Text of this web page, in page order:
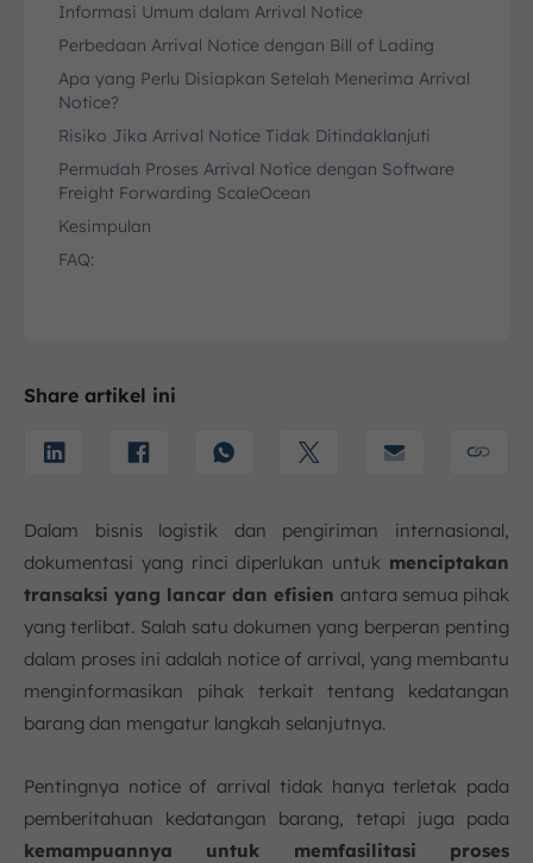
Informasi Umum dalam Arrival Notice
Perbedaan Arrival Notice dengan Bill of Lading
Apa yang Perlu Disiapkan Setelah Menerima Arrival
Notice?
Risiko Jika Arrival Notice Tidak Ditindaklanjuti
Permudah Proses Arrival Notice dengan Software
Freight Forwarding ScaleOcean
Kesimpulan
FAQ:
Share artikel ini
Dalam bisnis logistik dan pengiriman internasional,
dokumentasi yang rinci diperlukan untuk menciptakan
transaksi yang lancar dan efisien antara semua pihak
yang terlibat. Salah satu dokumen yang berperan penting
dalam proses ini adalah notice of arrival, yang membantu
menginformasikan pihak terkait tentang kedatangan
barang dan mengatur langkah selanjutnya.
Pentingnya notice of arrival tidak hanya terletak pada
pemberitahuan kedatangan barang, tetapi juga pada
kemampuannya untuk memfasilitasi proses